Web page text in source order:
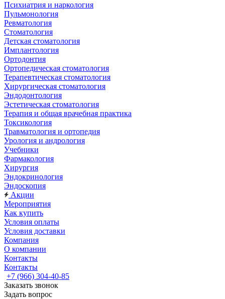
Психиатрия и наркология
Пульмонология
Ревматология
Стоматология
Детская стоматология
Имплантология
Ортодонтия
Ортопедическая стоматология
Терапевтическая стоматология
Хирургическая стоматология
Эндодонтология
Эстетическая стоматология
Терапия и общая врачебная практика
Токсикология
Травматология и ортопедия
Урология и андрология
Учебники
Фармакология
Хирургия
Эндокринология
Эндоскопия
Акции
Мероприятия
Как купить
Условия оплаты
Условия доставки
Компания
О компании
Контакты
Контакты
+7 (966) 304-40-85
Заказать звонок
Задать вопрос